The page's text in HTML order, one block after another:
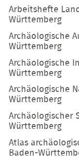
Arbeitshefte
Württemberg
Archäologische
Württemberg
Archäologische
Württemberg
Archäologische
Württemberg
Archäologischer
Württemberg
Atlas
Baden-